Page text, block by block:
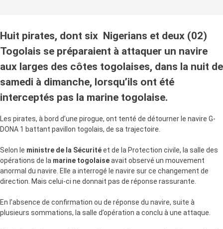
Huit pirates, dont six Nigerians et deux (02)
Togolais se préparaient à attaquer un navire
aux larges des côtes togolaises, dans la nuit de
samedi à dimanche, lorsqu’ils ont été
interceptés pas la marine togolaise.
Les pirates, à bord d’une pirogue, ont tenté de détourner le navire G-
DONA 1 battant pavillon togolais, de sa trajectoire.
Selon le ministre de la Sécuritéet de la Protection civile, la salle des
opérations de la marine togolaiseavait observé un mouvement
anormal du navire. Elle a interrogé le navire sur ce changement de
direction. Mais celui-ci ne donnait pas de réponse rassurante.
En l’absence de confirmation ou de réponse du navire, suite à
plusieurs sommations, la salle d’opération a conclu à une attaque.